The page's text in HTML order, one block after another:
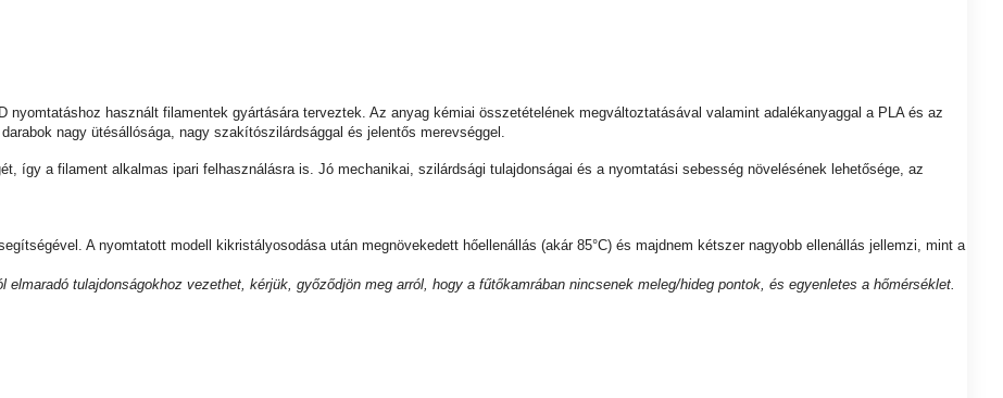
használt filamentek gyártására terveztek. Az anyag kémiai összetételének megváltoztatásával valamint adalékanyaggal a PLA és az
nagy ütésállósága, nagy szakítószilárdsággal és jelentős merevséggel.
így a filament alkalmas ipari felhasználásra is. Jó mechanikai, szilárdsági tulajdonságai és a nyomtatási sebesség növelésének lehetősége, az
A nyomtatott modell kikristályosodása után megnövekedett hőellenállás (akár 85°C) és majdnem kétszer nagyobb ellenállás jellemzi, mint a
tulajdonságokhoz vezethet, kérjük, győződjön meg arról, hogy a fűtőkamrában nincsenek meleg/hideg pontok, és egyenletes a hőmérséklet.